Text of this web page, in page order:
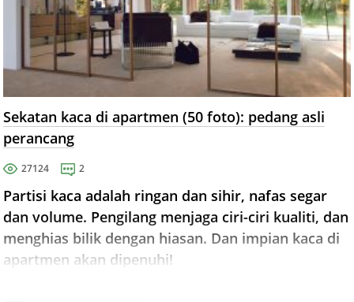
Sekatan kaca di apartmen (50 foto): pedang asli
perancang
27124 2
Partisi kaca adalah ringan dan sihir, nafas segar
dan volume. Pengilang menjaga ciri-ciri kualiti, dan
menghias bilik dengan hiasan. Dan impian kaca di
apartmen akan dipenuhi!